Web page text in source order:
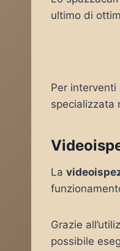
ultimo di
Per
specializzata
La
Grazie
possibile